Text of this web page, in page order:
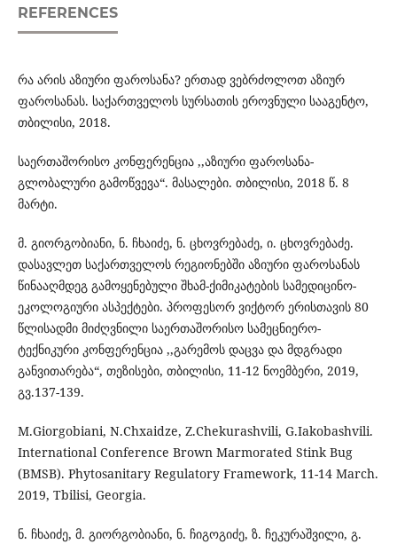
REFERENCES
რა არის აზიური ფაროსანა? ერთად ვებრძოლოთ აზიურ
ფაროსანას. საქართველოს სურსათის ეროვნული სააგენტო,
თბილისი, 2018.
საერთაშორისო კონფერენცია ,,აზიური ფაროსანა-
გლობალური გამოწვევა“. მასალები. თბილისი, 2018 წ. 8
მარტი.
მ. გიორგობიანი, ნ. ჩხაიძე, ნ. ცხოვრებაძე, ი. ცხოვრებაძე.
დასავლეთ საქართველოს რეგიონებში აზიური ფაროსანას
წინააღმდეგ გამოყენებული შხამ-ქიმიკატების სამედიცინო-
ეკოლოგიური ასპექტები. პროფესორ ვიქტორ ერისთავის 80
წლისადმი მიძღვნილი საერთაშორისო სამეცნიერო-
ტექნიკური კონფერენცია ,,გარემოს დაცვა და მდგრადი
განვითარება“, თეზისები, თბილისი, 11-12 ნოემბერი, 2019,
გვ.137-139.
M.Giorgobiani, N.Chxaidze, Z.Chekurashvili, G.Iakobashvili.
International Conference Brown Marmorated Stink Bug
(BMSB). Phytosanitary Regulatory Framework, 11-14 March.
2019, Tbilisi, Georgia.
ნ. ჩხაიძე, მ. გიორგობიანი, ნ. ჩიგოგიძე, ზ. ჩეკურაშვილი, გ.